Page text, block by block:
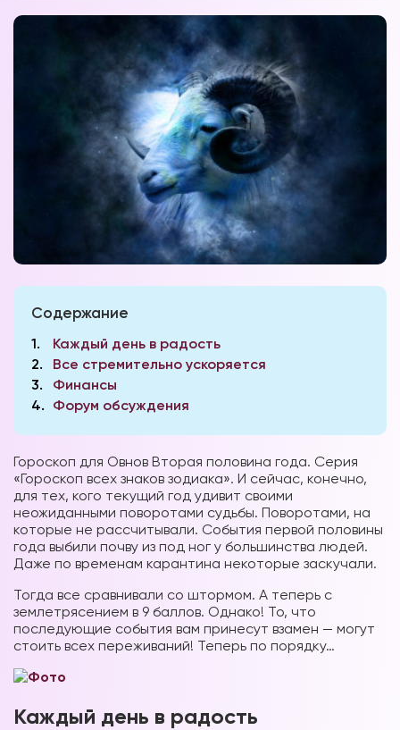
Содержание
1
Каждый день в радость
2
Все стремительно ускоряется
3
Финансы
4
Форум обсуждения
Гороскоп для Овнов Вторая половина года. Серия
«Гороскоп всех знаков зодиака». И сейчас, конечно,
для тех, кого текущий год удивит своими
неожиданными поворотами судьбы. Поворотами, на
которые не рассчитывали. События первой половины
года выбили почву из под ног у большинства людей.
Даже по временам карантина некоторые заскучали.
Тогда все сравнивали со штормом. А теперь с
землетрясением в 9 баллов. Однако! То, что
последующие события вам принесут взамен — могут
стоить всех переживаний! Теперь по порядку…
Каждый день в радость